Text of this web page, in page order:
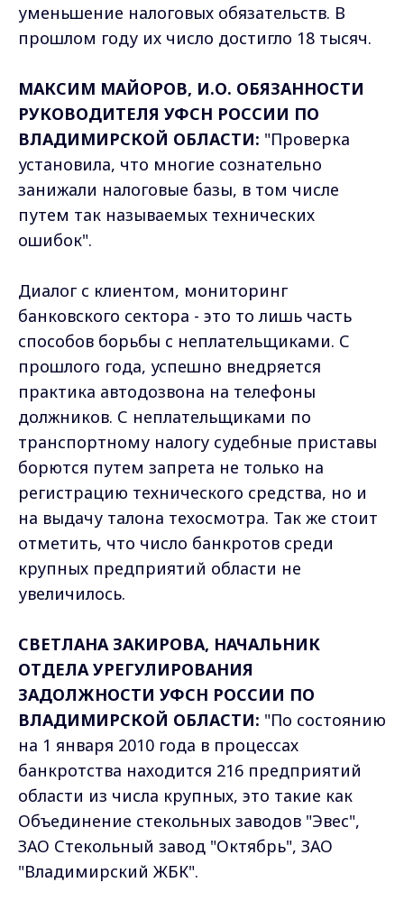
уменьшение налоговых обязательств. В
прошлом году их число достигло 18 тысяч.
МАКСИМ МАЙОРОВ, И.О. ОБЯЗАННОСТИ
РУКОВОДИТЕЛЯ УФСН РОССИИ ПО
ВЛАДИМИРСКОЙ ОБЛАСТИ: "Проверка
установила, что многие сознательно
занижали налоговые базы, в том числе
путем так называемых технических
ошибок".
Диалог с клиентом, мониторинг
банковского сектора - это то лишь часть
способов борьбы с неплательщиками. С
прошлого года, успешно внедряется
практика автодозвона на телефоны
должников. С неплательщиками по
транспортному налогу судебные приставы
борются путем запрета не только на
регистрацию технического средства, но и
на выдачу талона техосмотра. Так же стоит
отметить, что число банкротов среди
крупных предприятий области не
увеличилось.
СВЕТЛАНА ЗАКИРОВА, НАЧАЛЬНИК
ОТДЕЛА УРЕГУЛИРОВАНИЯ
ЗАДОЛЖНОСТИ УФСН РОССИИ ПО
ВЛАДИМИРСКОЙ ОБЛАСТИ: "По состоянию
на 1 января 2010 года в процессах
банкротства находится 216 предприятий
области из числа крупных, это такие как
Объединение стекольных заводов "Эвес",
ЗАО Стекольный завод "Октябрь", ЗАО
"Владимирский ЖБК".